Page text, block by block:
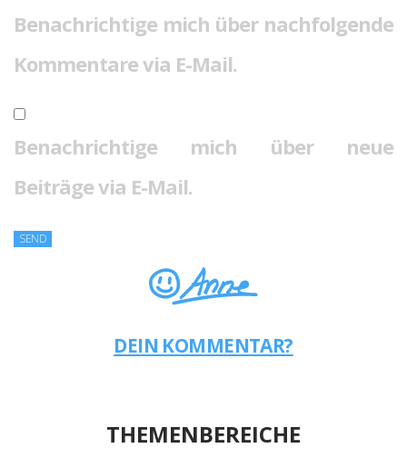
Benachrichtige mich über nachfolgende
Kommentare via E-Mail.
Benachrichtige mich über neue
Beiträge via E-Mail.
DEIN KOMMENTAR?
THEMENBEREICHE